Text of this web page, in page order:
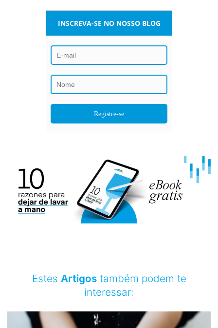
INSCREVA-SE NO NOSSO BLOG
Estes Artigostambém podem te
interessar: